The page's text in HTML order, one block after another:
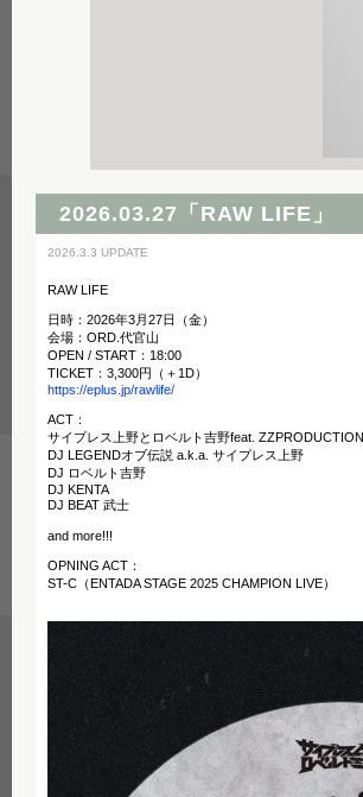
2026.03.27「RAW LIFE」
2026.3.3 UPDATE
RAW LIFE
日時：2026年3月27日（金）
会場：ORD.代官山
OPEN / START：18:00
TICKET：3,300円（＋1D）
https://eplus.jp/rawlife/
ACT：
サイプレス上野とロベルト吉野feat.
DJ LEGENDオブ伝説 a.k.a. サイプレス上野
DJ ロベルト吉野
DJ KENTA
DJ BEAT 武士
and more!!!
OPNING ACT：
ST-C（ENTADA STAGE 2025 CHAMPION LIVE）